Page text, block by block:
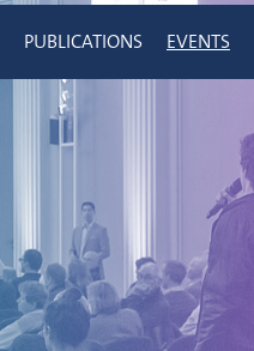
PUBLICATIONS EVENTS